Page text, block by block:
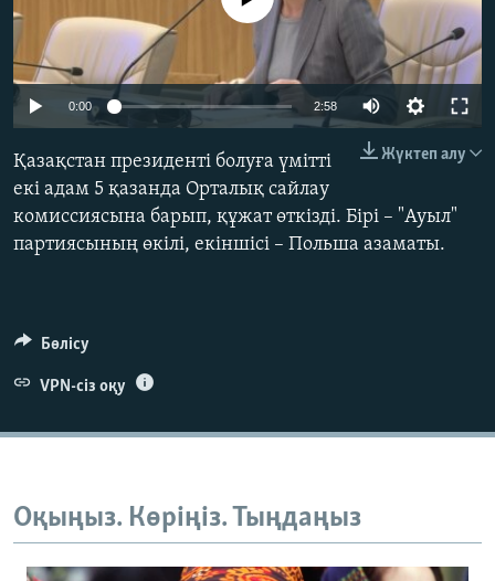
Басқа тілдерде
240p 480p
0:00 2:58
480p
Жүктеп алу
Қазақстан президенті болуға үмітті
екі адам 5 қазанда Орталық сайлау
комиссиясына барып, құжат өткізді. Бірі – "Ауыл"
партиясының өкілі, екіншісі – Польша азаматы.
Бөлісу
VPN-сіз оқу
Оқыңыз. Көріңіз. Тыңдаңыз